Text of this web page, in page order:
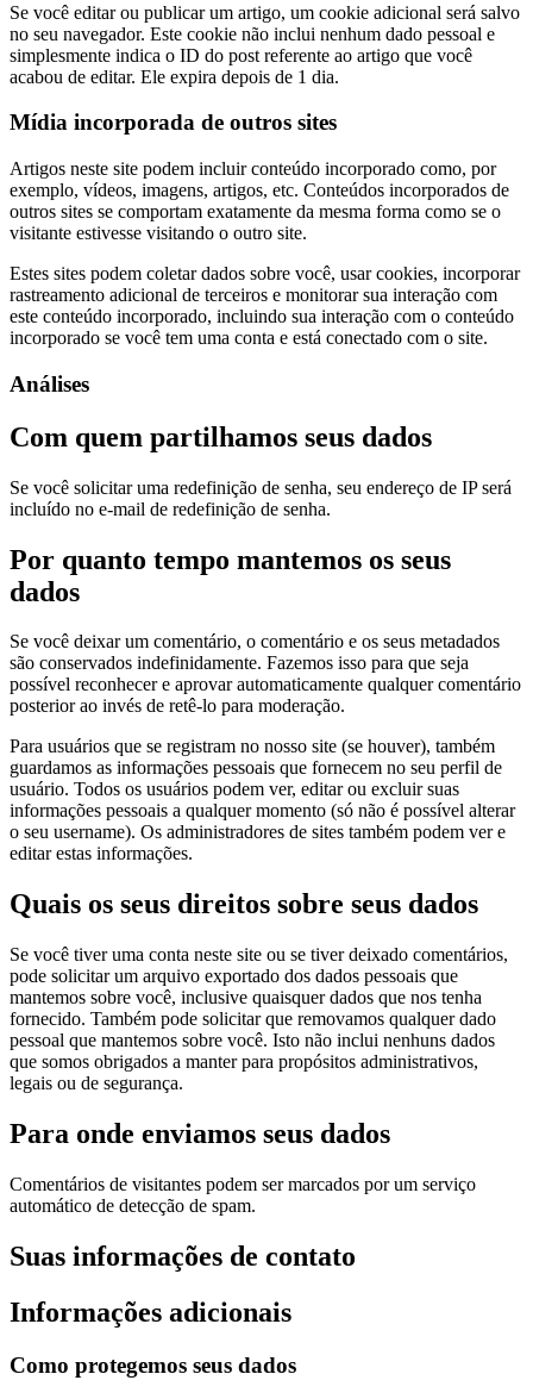
Se você editar ou publicar um artigo, um cookie adicional será salvo
no seu navegador. Este cookie não inclui nenhum dado pessoal e
simplesmente indica o ID do post referente ao artigo que você
acabou de editar. Ele expira depois de 1 dia.
Mídia incorporada de outros sites
Artigos neste site podem incluir conteúdo incorporado como, por
exemplo, vídeos, imagens, artigos, etc. Conteúdos incorporados de
outros sites se comportam exatamente da mesma forma como se o
visitante estivesse visitando o outro site.
Estes sites podem coletar dados sobre você, usar cookies, incorporar
rastreamento adicional de terceiros e monitorar sua interação com
este conteúdo incorporado, incluindo sua interação com o conteúdo
incorporado se você tem uma conta e está conectado com o site.
Análises
Com quem partilhamos seus dados
Se você solicitar uma redefinição de senha, seu endereço de IP será
incluído no e-mail de redefinição de senha.
Por quanto tempo mantemos os seus
dados
Se você deixar um comentário, o comentário e os seus metadados
são conservados indefinidamente. Fazemos isso para que seja
possível reconhecer e aprovar automaticamente qualquer comentário
posterior ao invés de retê-lo para moderação.
Para usuários que se registram no nosso site (se houver), também
guardamos as informações pessoais que fornecem no seu perfil de
usuário. Todos os usuários podem ver, editar ou excluir suas
informações pessoais a qualquer momento (só não é possível alterar
o seu username). Os administradores de sites também podem ver e
editar estas informações.
Quais os seus direitos sobre seus dados
Se você tiver uma conta neste site ou se tiver deixado comentários,
pode solicitar um arquivo exportado dos dados pessoais que
mantemos sobre você, inclusive quaisquer dados que nos tenha
fornecido. Também pode solicitar que removamos qualquer dado
pessoal que mantemos sobre você. Isto não inclui nenhuns dados
que somos obrigados a manter para propósitos administrativos,
legais ou de segurança.
Para onde enviamos seus dados
Comentários de visitantes podem ser marcados por um serviço
automático de detecção de spam.
Suas informações de contato
Informações adicionais
Como protegemos seus dados